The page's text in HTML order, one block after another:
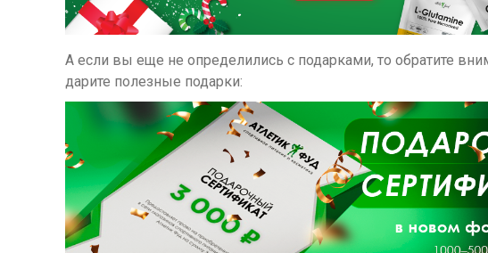
А если вы еще не определились с подарками, то обратите
дарите полезные подарки: